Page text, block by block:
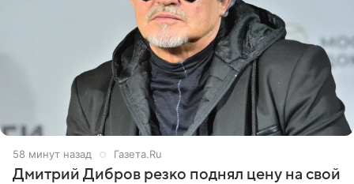
58 минут назад Газета.Ru
Дмитрий Дибров резко поднял цену на свой